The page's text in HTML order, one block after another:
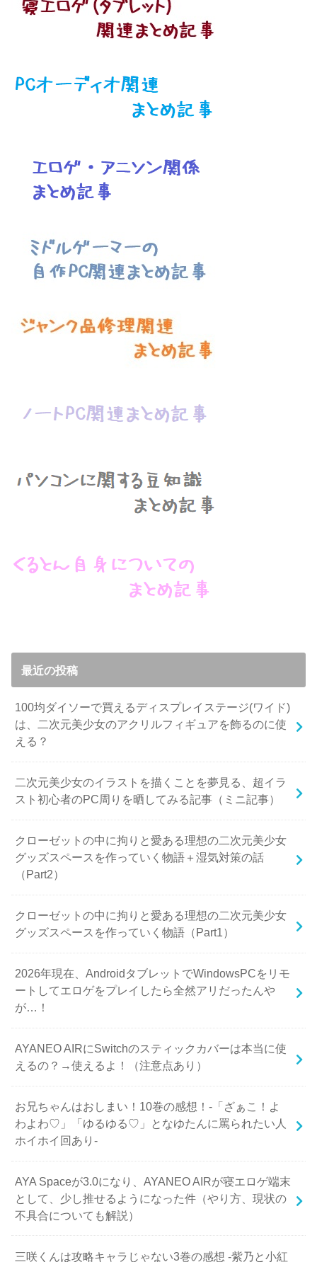
最近の投稿
100均ダイソーで買えるディスプレイステージ(ワイド)
は、二次元美少女のアクリルフィギュアを飾るのに使
える？
二次元美少女のイラストを描くことを夢見る、超イラ
スト初心者のPC周りを晒してみる記事（ミニ記事）
クローゼットの中に拘りと愛ある理想の二次元美少女
グッズスペースを作っていく物語＋湿気対策の話
（Part2）
クローゼットの中に拘りと愛ある理想の二次元美少女
グッズスペースを作っていく物語（Part1）
2026年現在、AndroidタブレットでWindowsPCをリモ
ートしてエロゲをプレイしたら全然アリだったんや
が…！
AYANEO AIRにSwitchのスティックカバーは本当に使
えるの？→使えるよ！（注意点あり）
お兄ちゃんはおしまい！10巻の感想！-「ざぁこ！よ
わよわ♡」「ゆるゆる♡」となゆたんに罵られたい人
ホイホイ回あり-
AYA Spaceが3.0になり、AYANEO AIRが寝エロゲ端末
として、少し推せるようになった件（やり方、現状の
不具合についても解説）
三咲くんは攻略キャラじゃない3巻の感想 -紫乃と小紅